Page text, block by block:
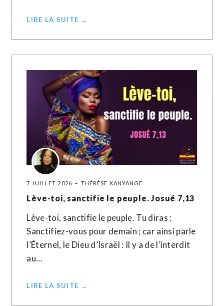
LIRE LA SUITE →
7 JUILLET 2026 THÉRÈSE KANYANGE
Lève-toi, sanctifie le peuple. Josué 7,13
Lève-toi, sanctifie le peuple. Tu diras :
Sanctifiez-vous pour demain ; car ainsi parle
l’Éternel, le Dieu d’Israël : Il y a de l’interdit
au…
LIRE LA SUITE →